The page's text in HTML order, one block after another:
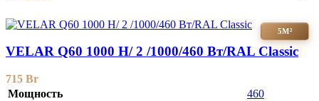
5М²
VELAR Q60 1000 H/ 2 /1000/460 Вт/RAL Classic
715 Br
Мощность
460